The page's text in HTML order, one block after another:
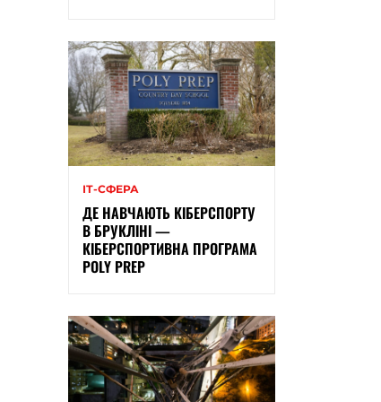
ІТ-СФЕРА
ДЕ НАВЧАЮТЬ КІБЕРСПОРТУ
В БРУКЛІНІ —
КІБЕРСПОРТИВНА ПРОГРАМА
POLY PREP